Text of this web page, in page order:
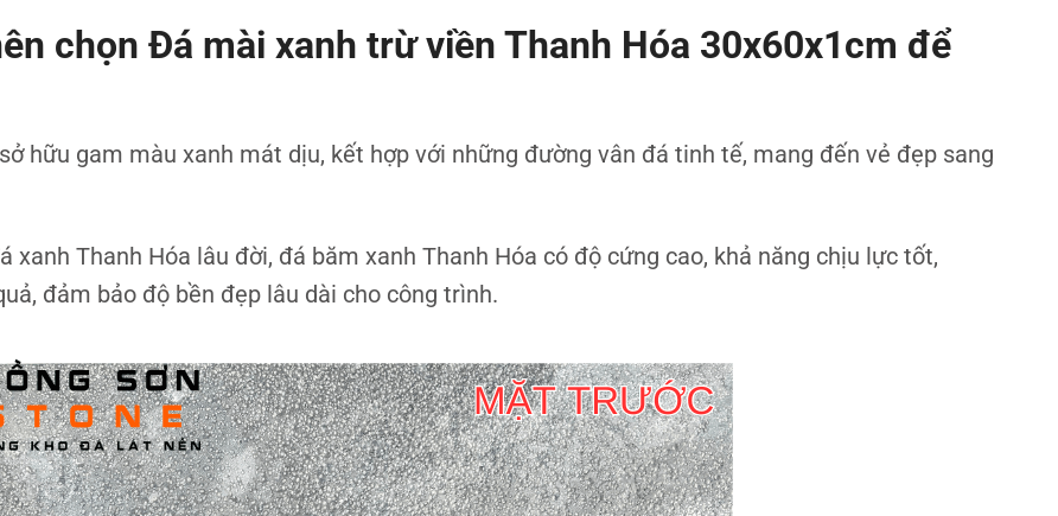
chọn Đá mài xanh trừ viền Thanh Hóa 30x60x1cm để
hữu gam màu xanh mát dịu, kết hợp với những đường vân đá tinh tế, mang đến vẻ đẹp sang
Thanh Hóa lâu đời, đá băm xanh Thanh Hóa có độ cứng cao, khả năng chịu lực tốt,
đảm bảo độ bền đẹp lâu dài cho công trình.